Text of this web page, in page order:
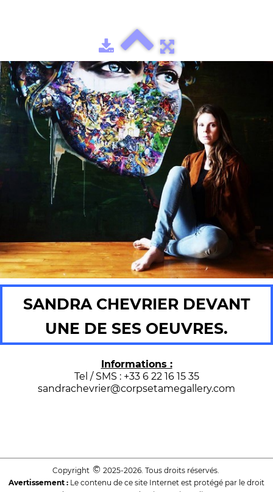
SANDRA CHEVRIER DEVANT
UNE DE SES OEUVRES.
Informations :
Tel / SMS : +33 6 22 16 15 35
sandrachevrier@corpsetamegallery.com
Copyright © 2025-2026. Tous droits réservés.
Avertissement : Le contenu de ce site Internet est protégé par le droit